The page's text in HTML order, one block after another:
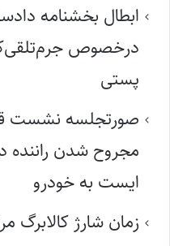
ابطال بخشنامه
درخصوص
پستی
صورتجلسه نشست
مجروح شدن راننده
ایست به خودرو
زمان شارژ کالابرگ